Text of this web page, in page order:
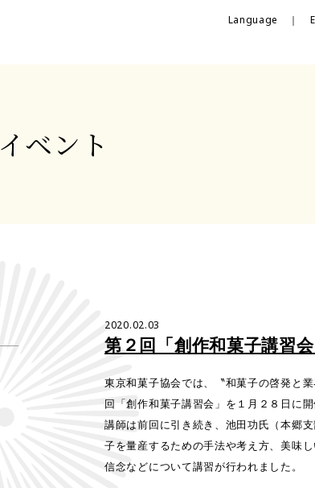
Language ｜
イベント
2020.02.03
第２回「創作和菓子講習
東京和菓子協会では、〝和菓子の啓発と
回「創作和菓子講習会」を１月２８日に開
講師は前回に引き続き、池田功氏（本郷
子を量産するための手法や考え方、美味
信念などについて講習が行われました。